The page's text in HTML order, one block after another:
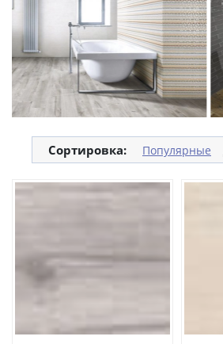
Сортировка: Популярные